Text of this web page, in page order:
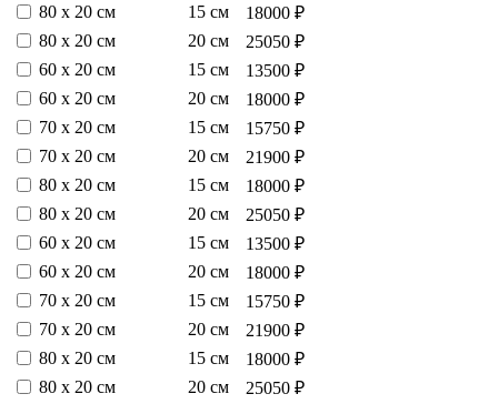
80 х 20 см
15 см
18000 ₽
80 х 20 см
20 см
25050 ₽
60 х 20 см
15 см
13500 ₽
60 х 20 см
20 см
18000 ₽
70 х 20 см
15 см
15750 ₽
70 х 20 см
20 см
21900 ₽
80 х 20 см
15 см
18000 ₽
80 х 20 см
20 см
25050 ₽
60 х 20 см
15 см
13500 ₽
60 х 20 см
20 см
18000 ₽
70 х 20 см
15 см
15750 ₽
70 х 20 см
20 см
21900 ₽
80 х 20 см
15 см
18000 ₽
80 х 20 см
20 см
25050 ₽